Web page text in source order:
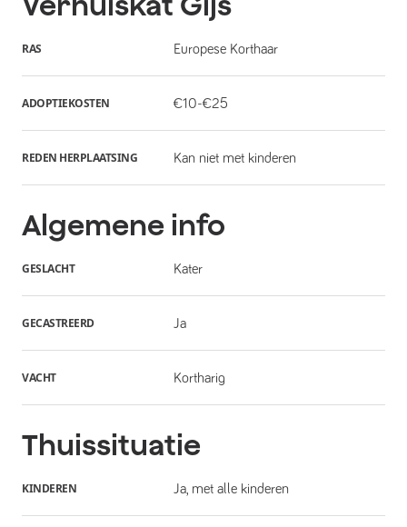
RAS Europese Korthaar
ADOPTIEKOSTEN €10-€25
REDEN HERPLAATSING Kan niet met kinderen
Algemene info
GESLACHT Kater
GECASTREERD Ja
VACHT Kortharig
Thuissituatie
KINDEREN Ja, met alle kinderen